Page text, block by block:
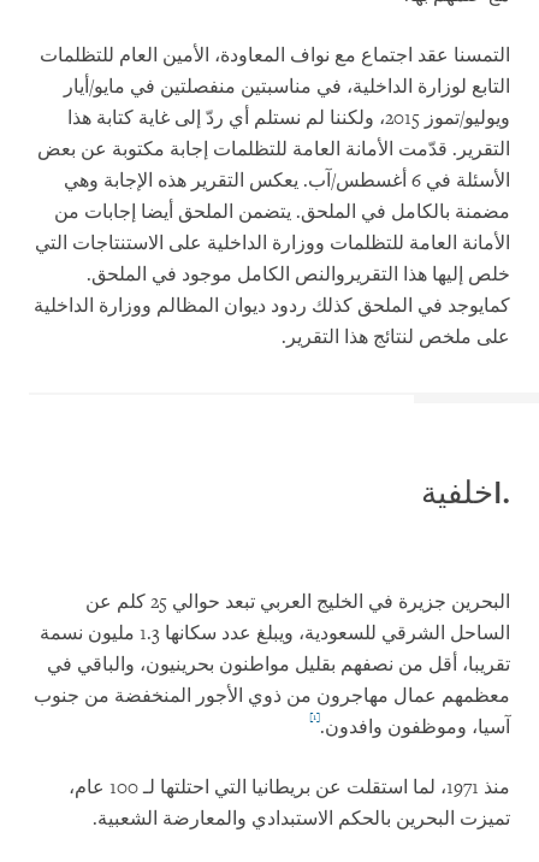
التمسنا عقد اجتماع مع نواف المعاودة، الأمين العام للتظلمات
التابع لوزارة الداخلية، في مناسبتين منفصلتين في مايو/أيار
ويوليو/تموز 2015، ولكننا لم نستلم أي ردّ إلى غاية كتابة هذا
التقرير. قدّمت الأمانة العامة للتظلمات إجابة مكتوبة عن بعض
الأسئلة في 6 أغسطس/آب. يعكس التقرير هذه الإجابة وهي
مضمنة بالكامل في الملحق. يتضمن الملحق أيضا إجابات من
الأمانة العامة للتظلمات ووزارة الداخلية على الاستنتاجات التي
خلص إليها هذا التقرير والنص الكامل موجود في الملحق.
كمايوجد في الملحق كذلك ردود ديوان المظالم ووزارة الداخلية
على ملخص لنتائج هذا التقرير.
.I خلفية
البحرين جزيرة في الخليج العربي تبعد حوالي 25 كلم عن
الساحل الشرقي للسعودية، ويبلغ عدد سكانها 1.3 مليون نسمة
تقريبا، أقل من نصفهم بقليل مواطنون بحرينيون، والباقي في
معظمهم عمال مهاجرون من ذوي الأجور المنخفضة من جنوب
آسيا، وموظفون وافدون.[1]
منذ 1971، لما استقلت عن بريطانيا التي احتلتها لـ 100 عام،
تميزت البحرين بالحكم الاستبدادي والمعارضة الشعبية.